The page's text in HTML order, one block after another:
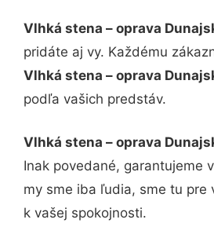
Vlhká stena – oprava
pridáte aj vy. Každému
Vlhká stena – oprava
podľa vašich predstáv.
Vlhká stena – oprava
Inak povedané, garantujeme
my sme iba ľudia, sme tu pre
k vašej spokojnosti.